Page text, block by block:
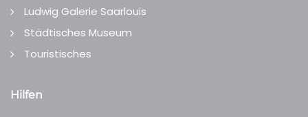
Ludwig Galerie Saarlouis
Städtisches Museum
Touristisches
Hilfen